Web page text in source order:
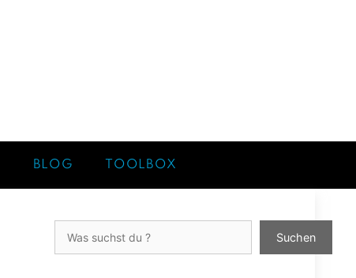
BLOG TOOLBOX
Suchen